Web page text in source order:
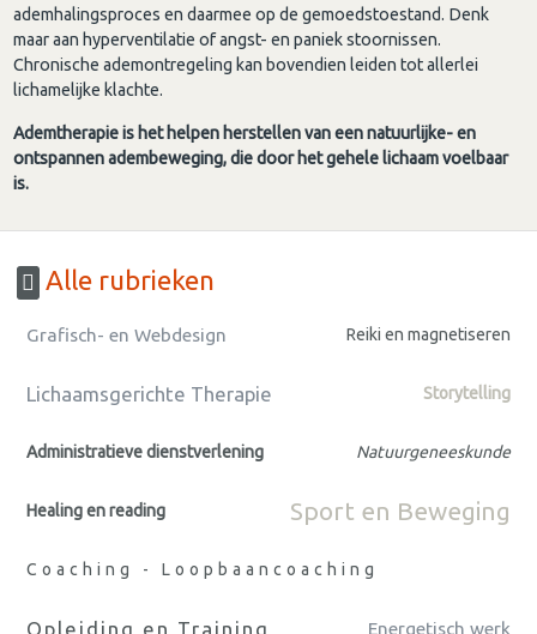
ademhalingsproces en daarmee op de gemoedstoestand. Denk
maar aan hyperventilatie of angst- en paniek stoornissen.
Chronische ademontregeling kan bovendien leiden tot allerlei
lichamelijke klachte.
Ademtherapie is het helpen herstellen van een natuurlijke- en
ontspannen adembeweging, die door het gehele lichaam voelbaar
is.
Alle rubrieken
Grafisch- en Webdesign Reiki en magnetiseren
Lichaamsgerichte Therapie Storytelling
Administratieve dienstverlening Natuurgeneeskunde
Healing en reading Sport en Beweging
Coaching - Loopbaancoaching
Opleiding en Training Energetisch werk